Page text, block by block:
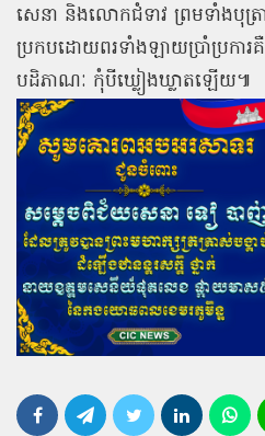
សេនា និងលោកជំទាវ ព្រមទាំងបុ
ប្រកបដោយពរទាំងឡាយប្រាំប្រកា
បដិភាណៈ កុំបីឃ្លៀងឃ្លាតឡើយ៕